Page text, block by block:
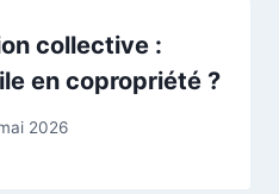
collective :
en copropriété ?
2026